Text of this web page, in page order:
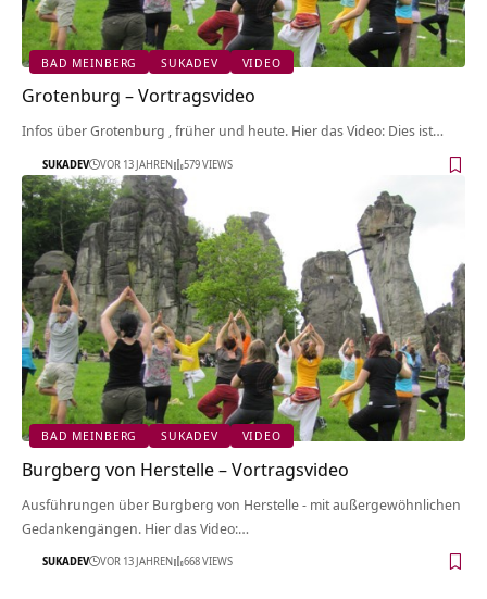
BAD MEINBERG SUKADEV VIDEO
Grotenburg‏‎ – Vortragsvideo
Infos über Grotenburg‏‎ , früher und heute. Hier das Video: Dies ist…
SUKADEV VOR 13 JAHREN 579 VIEWS
BAD MEINBERG SUKADEV VIDEO
Burgberg von Herstelle‏‎ – Vortragsvideo
Ausführungen über Burgberg von Herstelle‏‎ - mit außergewöhnlichen
Gedankengängen. Hier das Video:…
SUKADEV VOR 13 JAHREN 668 VIEWS